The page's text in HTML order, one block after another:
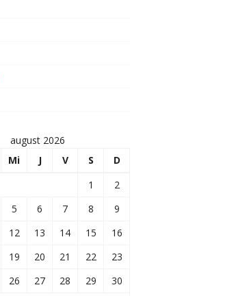
august 2026
Mi J V S
D
1
2
5 6 7 8
9
12 13 14 15
16
19 20 21 22
23
26 27 28 29
30